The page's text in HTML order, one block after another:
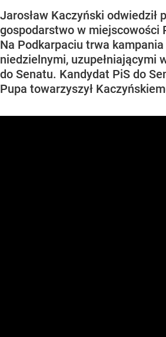
Jarosław Kaczyński odwiedził
gospodarstwo w miejscowości
Na Podkarpaciu trwa
niedzielnymi, uzupełniającymi
do Senatu. Kandydat PiS do
Pupa towarzyszył